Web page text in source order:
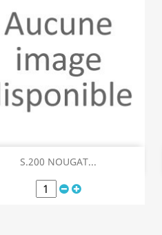
S.200 NOUGAT...
Aperçu rapide